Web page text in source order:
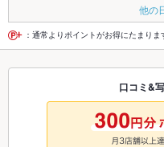
◎ ◎
8/25
◎
8/30 8/31 9/1
◎
9/8
他の
：通常よりポイントがお得にたまりま
口コミ&